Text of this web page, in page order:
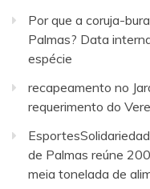
Por que a coruja-
Palmas? Data
espécie
recapeamento no
requerimento do
de Palmas reúne
meia tonelada de